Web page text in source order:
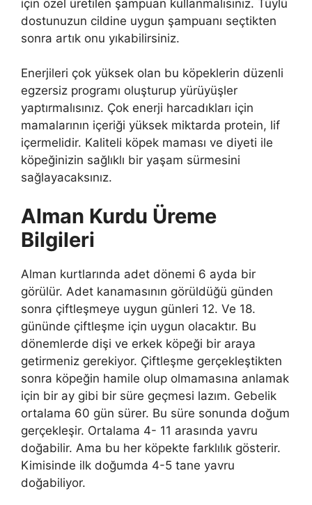
için özel üretilen şampuan kullanmalısınız. Tüylü
dostunuzun cildine uygun şampuanı seçtikten
sonra artık onu yıkabilirsiniz.
Enerjileri çok yüksek olan bu köpeklerin düzenli
egzersiz programı oluşturup yürüyüşler
yaptırmalısınız. Çok enerji harcadıkları için
mamalarının içeriği yüksek miktarda protein, lif
içermelidir. Kaliteli köpek maması ve diyeti ile
köpeğinizin sağlıklı bir yaşam sürmesini
sağlayacaksınız.
Alman Kurdu Üreme
Bilgileri
Alman kurtlarında adet dönemi 6 ayda bir
görülür. Adet kanamasının görüldüğü günden
sonra çiftleşmeye uygun günleri 12. Ve 18.
gününde çiftleşme için uygun olacaktır. Bu
dönemlerde dişi ve erkek köpeği bir araya
getirmeniz gerekiyor. Çiftleşme gerçekleştikten
sonra köpeğin hamile olup olmamasına anlamak
için bir ay gibi bir süre geçmesi lazım. Gebelik
ortalama 60 gün sürer. Bu süre sonunda doğum
gerçekleşir. Ortalama 4- 11 arasında yavru
doğabilir. Ama bu her köpekte farklılık gösterir.
Kimisinde ilk doğumda 4-5 tane yavru
doğabiliyor.